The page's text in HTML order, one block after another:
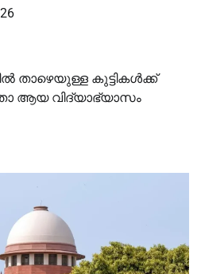
താഴെയുള്ള കുട്ടികൾക്ക്
ആയ വിദ്യാഭ്യാസം